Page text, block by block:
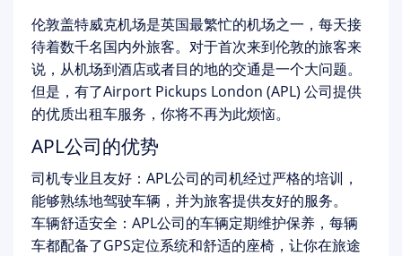
伦敦盖特威克机场是英国最繁忙的机场之一，每天接
待着数千名国内外旅客。对于首次来到伦敦的旅客来
说，从机场到酒店或者目的地的交通是一个大问题。
但是，有了Airport Pickups London (APL) 公司提供
的优质出租车服务，你将不再为此烦恼。
APL公司的优势
司机专业且友好：APL公司的司机经过严格的培训，
能够熟练地驾驶车辆，并为旅客提供友好的服务。
车辆舒适安全：APL公司的车辆定期维护保养，每辆
车都配备了GPS定位系统和舒适的座椅，让你在旅途